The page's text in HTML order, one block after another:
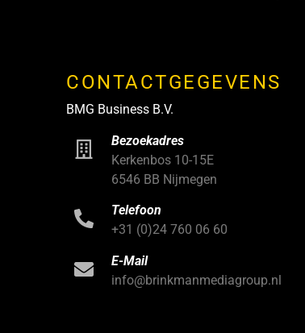
CONTACTGEGEVENS
BMG Business B.V.
Bezoekadres
Kerkenbos 10-15E
6546 BB Nijmegen
Telefoon
+31 (0)24 760 06 60
E-Mail
info@brinkmanmediagroup.nl